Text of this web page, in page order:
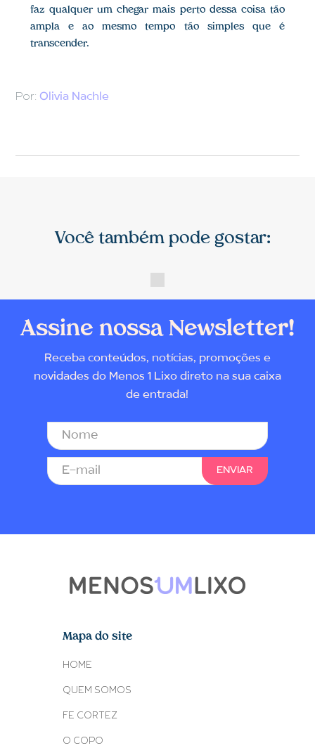
faz qualquer um chegar mais perto dessa coisa tão
ampla e ao mesmo tempo tão simples que é
transcender.
Olivia Nachle
Por:
Você também pode gostar:
Assine nossa Newsletter!
Receba conteúdos, notícias, promoções e
novidades do Menos 1 Lixo direto na sua caixa
de entrada!
Mapa do site
HOME
QUEM SOMOS
FE CORTEZ
O COPO